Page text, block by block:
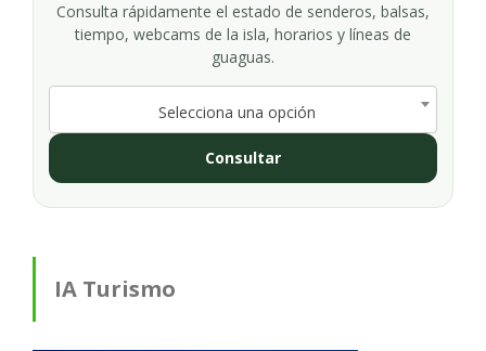
Consulta rápidamente el estado de senderos, balsas,
tiempo, webcams de la isla, horarios y líneas de
guaguas.
Selecciona una opción
Consultar
IA Turismo